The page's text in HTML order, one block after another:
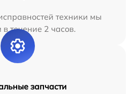
техники мы
в течение 2 часов.
запчасти